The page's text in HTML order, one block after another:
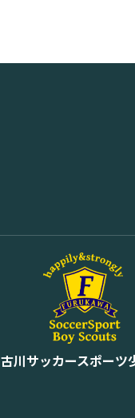
古川サッカースポーツ